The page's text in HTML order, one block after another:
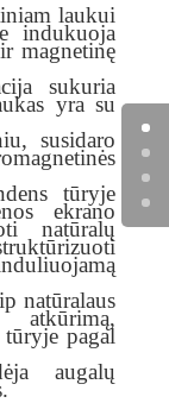
laukui
indukuoja
magnetinę
sukuria
yra su
susidaro
tūryje
ekrano
natūralų
natūralaus
atkūrimą,
pagal
augalų